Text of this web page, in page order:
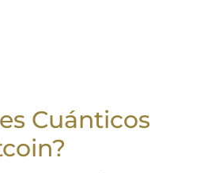
Cuánticos